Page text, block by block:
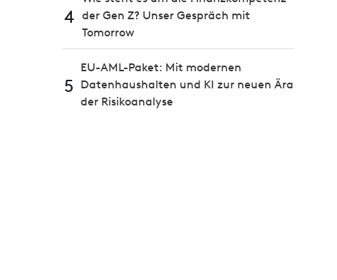
4 der Gen Z? Unser Gespräch mit
Tomorrow
5
EU-AML-Paket: Mit modernen
Datenhaushalten und KI zur neuen Ära
der Risikoanalyse